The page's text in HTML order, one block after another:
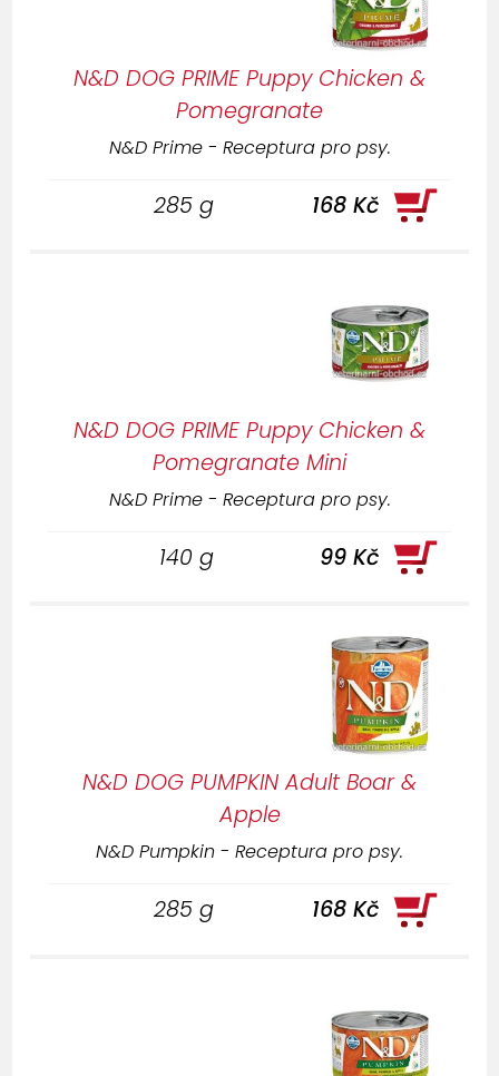
N&D DOG PRIME Puppy Chicken &
Pomegranate
N&D Prime - Receptura pro psy.
285 g 168 Kč
N&D DOG PRIME Puppy Chicken &
Pomegranate Mini
N&D Prime - Receptura pro psy.
140 g 99 Kč
N&D DOG PUMPKIN Adult Boar &
Apple
N&D Pumpkin - Receptura pro psy.
285 g 168 Kč